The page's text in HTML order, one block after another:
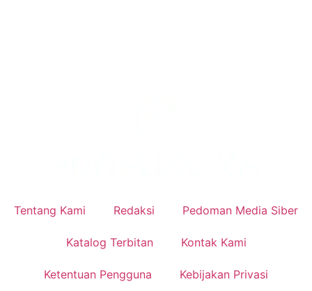
Tentang Kami Redaksi Pedoman Media Siber
Katalog Terbitan Kontak Kami
Ketentuan Pengguna Kebijakan Privasi